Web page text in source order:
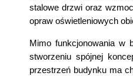
stalowe drzwi oraz
opraw oświetleniowych
Mimo funkcjonowania w
stworzeniu spójnej
przestrzeń budynku ma